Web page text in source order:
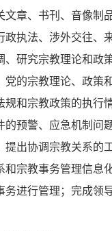
文章、书刊、音像制
政执法、涉外交往、
、研究宗教理论和政
党的宗教理论、政策
规和宗教政策的执行
的预警、应急机制问
提出协调宗教关系的
和宗教事务管理信息
务进行管理；完成领